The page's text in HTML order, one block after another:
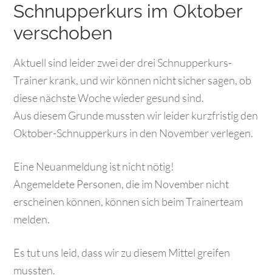
Schnupperkurs im Oktober
verschoben
Aktuell sind leider zwei der drei Schnupperkurs-
Trainer krank, und wir können nicht sicher sagen, ob
diese nächste Woche wieder gesund sind.
Aus diesem Grunde mussten wir leider kurzfristig den
Oktober-Schnupperkurs in den November verlegen.
Eine Neuanmeldung ist nicht nötig!
Angemeldete Personen, die im November nicht
erscheinen können, können sich beim Trainerteam
melden.
Es tut uns leid, dass wir zu diesem Mittel greifen
mussten.